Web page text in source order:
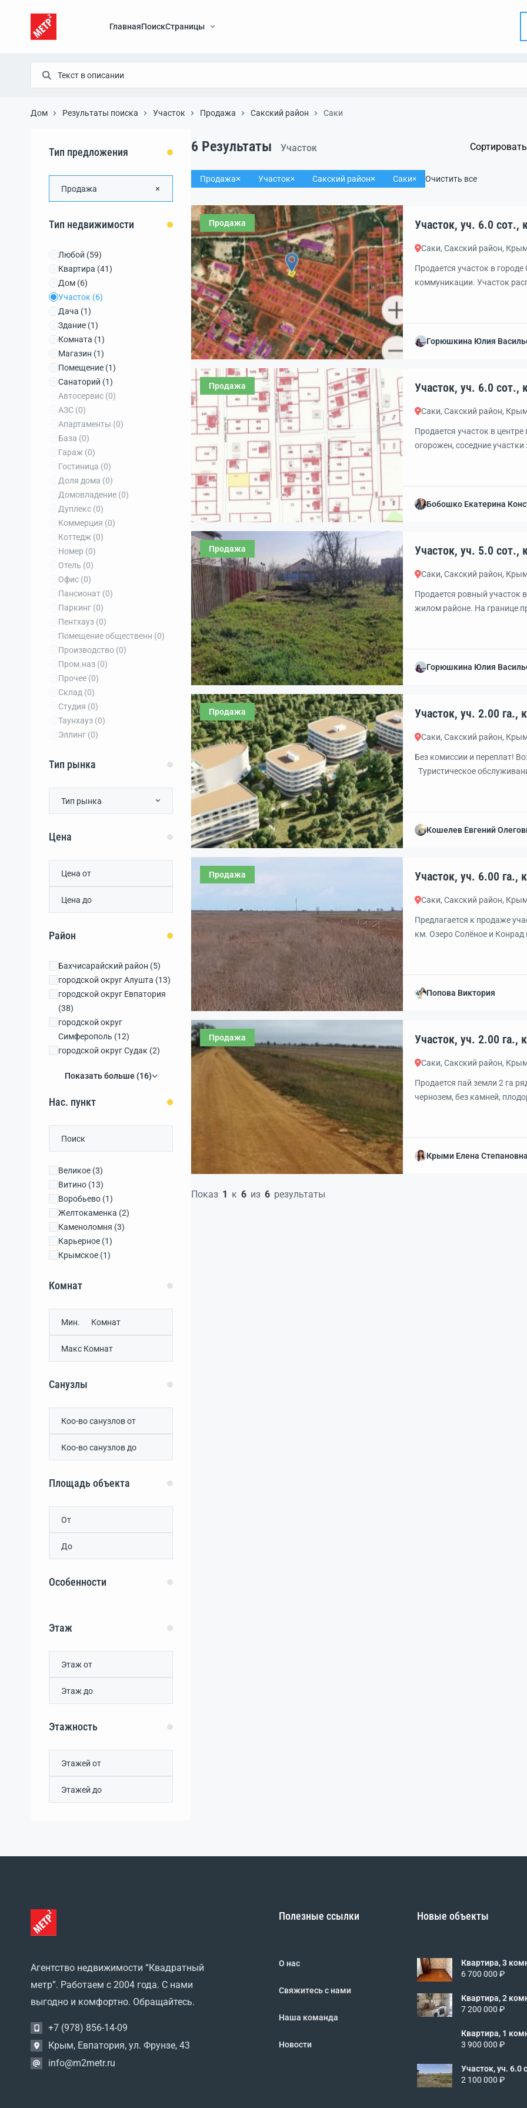
ГлавнаяПоискСтраницы
Дом Результаты поиска Участок Продажа Сакский район Саки
Тип предложения
Продажа
Тип недвижимости
Любой (59)
Квартира (41)
Дом (6)
Участок (6)
Дача (1)
Здание (1)
Комната (1)
Магазин (1)
Помещение (1)
Санаторий (1)
Автосервис (0)
АЗС (0)
Апартаменты (0)
База (0)
Гараж (0)
Гостиница (0)
Доля дома (0)
Домовладение (0)
Дуплекс (0)
Коммерция (0)
Коттедж (0)
Номер (0)
Отель (0)
Офис (0)
Пансионат (0)
Паркинг (0)
Пентхауз (0)
Помещение общественн (0)
Производство (0)
Пром.наз (0)
Прочее (0)
Склад (0)
Студия (0)
Таунхауз (0)
Эллинг (0)
Тип рынка
Тип рынка
Цена
Район
Бахчисарайский район (5)
городской округ Алушта (13)
городской округ Евпатория
(38)
городской округ
Симферополь (12)
городской округ Судак (2)
(1)Показать больше (16)
Нас. пункт
Великое (3)
Витино (13)
Воробьево (1)
Желтокаменка (2)
Каменоломня (3)
Карьерное (1)
Крымское (1)
Молочное
Саки(6)
Суворовское(17)
Уютное(43)
Штормовое
Вересаево(0)
Вершинное(0)
Ветровка(0)
Властное(0)
Гаршино(0)
Геройское
дачный потребительский
Добрушино(0)
Кольцово(0)
Крайнее(0)
Лесновка
Листовое(0)
Наташино(0)
Наумовка(0)
Новофедоровка
Огневое(0)
Автомобилист
садовое товарищество
Сокол(0)
СНТ Изобильное(0)
Солдатское(0)
СТ Таврида(0)
Комнат
Санузлы
Площадь объекта
Особенности
Этаж
Этажность
6 Результаты Участок
Продажа Участок Сакский район Саки Очистить все
Продажа
Саки, Сакский район,
Продается участок в
коммуникации. Участок
Документы готовы к
оплачивает покупатель.
Горюшкина Юлия
Продажа
Саки, Сакский район,
Продается участок в
огорожен, соседние
Бобошко Екатерина
Продажа
Саки, Сакский район,
Продается ровный участок
жилом районе. На границе
Сакское озеро и Тобе-
просмотра в удобное
Горюшкина Юлия
Продажа
Саки, Сакский район,
Без комиссии и переплат!
Туристическое
комплексов и с удобной
на Тавриду. Инженерные
Кошелев Евгений
Продажа
Саки, Сакский район,
Предлагается к продаже
км. Озеро Солёное и
Попова Виктория
Продажа
Саки, Сакский район,
Продается пай земли 2 га
чернозем, без камней,
Крыми Елена Степановна
Показ 1 к 6 из 6 результаты
Агентство недвижимости “Квадратный
метр”. Работаем с 2004 года. С нами
выгодно и комфортно. Обращайтесь.
+7 (978) 856-14-09
Крым, Евпатория, ул. Фрунзе, 43
info@m2metr.ru
Полезные ссылки
О нас
Свяжитесь с нами
Наша команда
Новости
Новые объекты
Квартира, 3
3/5 эт., код:
6 700 000 ₽
Квартира, 2
2/5 эт., код:
7 200 000 ₽
Квартира, 1
2/5 эт., код:
3 900 000 ₽
Участок, уч. 6.0
462466
2 100 000 ₽